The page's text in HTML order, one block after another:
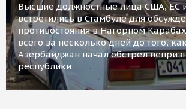
Высшие должностные лица США, ЕС
встретились в Стамбуле для
противостояния в Нагорном
всего за несколько дней до того,
Азербайджан начал обстрел
республики